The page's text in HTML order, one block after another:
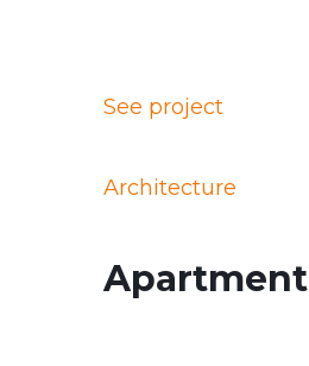
See project
Architecture